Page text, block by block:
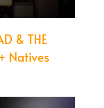
& THE
Natives